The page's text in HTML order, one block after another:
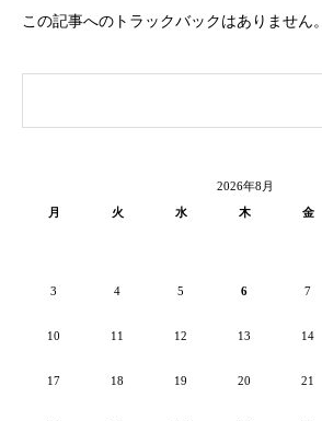
この記事へのトラックバックはありません。
2026年8月
月
火 水 木 金
3 4 5 6 7
10 11 12 13 14
17 18 19 20 21